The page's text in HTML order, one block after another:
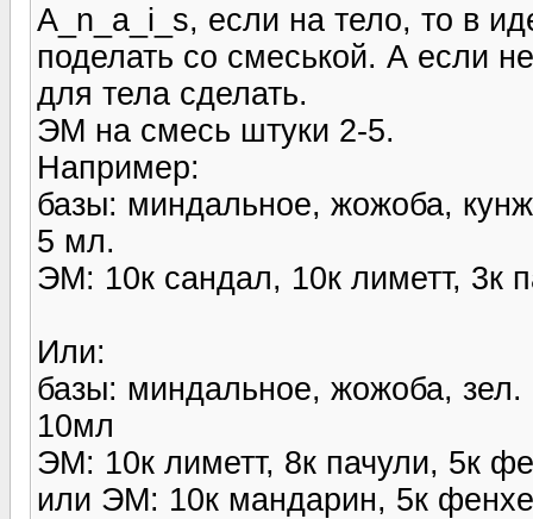
A_n_a_i_s, если на тело, то в
поделать со смеськой. А если
для тела сделать.
ЭМ на смесь штуки 2-5.
Например:
базы: миндальное, жожоба,
5 мл.
ЭМ: 10к сандал, 10к лиметт, 3к
Или:
базы: миндальное, жожоба,
10мл
ЭМ: 10к лиметт, 8к пачули, 5к
или ЭМ: 10к мандарин, 5к